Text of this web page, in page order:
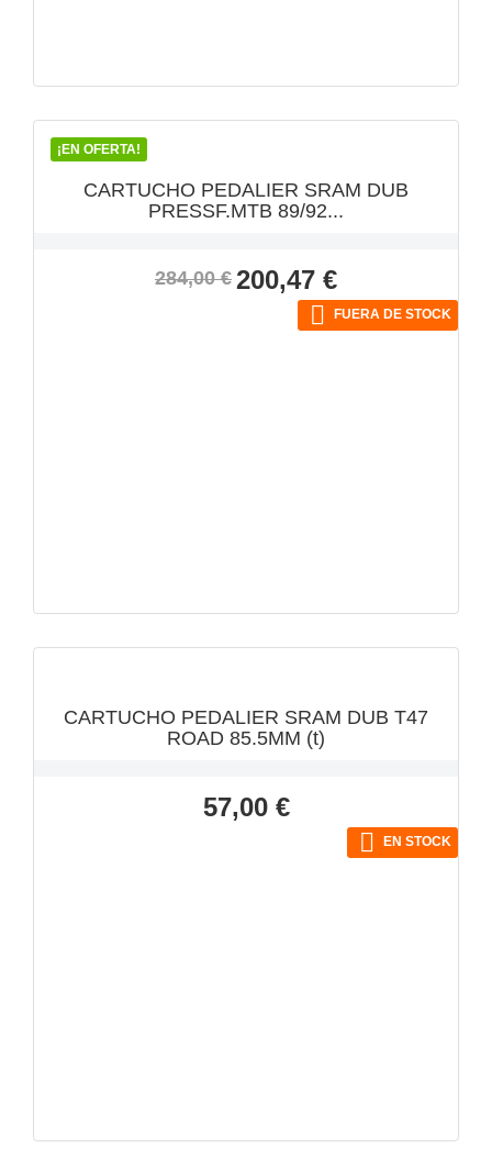
¡EN OFERTA!
VISTA RÁPIDA
CARTUCHO PEDALIER SRAM DUB
PRESSF.MTB 89/92...
Precio
284,00 € Precio
200,47 €
 FUERA DE STOCK
VISTA RÁPIDA
CARTUCHO PEDALIER SRAM DUB T47
ROAD 85.5MM (t)
Precio
57,00 €
 EN STOCK
VISTA RÁPIDA